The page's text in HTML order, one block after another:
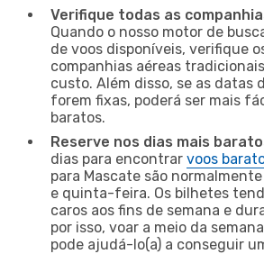
Verifique todas as
Quando o nosso motor de
de voos disponíveis, verifique
companhias aéreas
custo. Além disso, se as datas
forem fixas, poderá ser mais
baratos.
Reserve nos dias mais
dias para encontrar voos
para Mascate são
e quinta-feira. Os bilhetes
caros aos fins de semana e
por isso, voar a meio da
pode ajudá-lo(a) a conseguir